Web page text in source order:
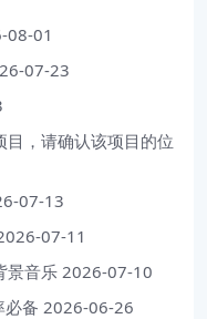
08-01
07-23
，请确认该项目的位
07-13
07-11
景音乐 2026-07-10
备 2026-06-26